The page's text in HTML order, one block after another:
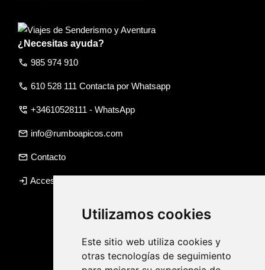
Utilizamos cookies
Este sitio web utiliza cookies y
otras tecnologías de seguimiento
¿Necesitas ayuda?
call 985 974 910
call 610 528 111 Contacta por Whatsapp
perm_phone_msg +34610528111 - WhatsApp
email info@rumboapicos.com
email Contacto
login Acceso agencia